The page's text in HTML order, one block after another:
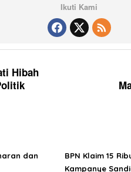
Ikuti Kami
Hibah
dan
BPN Klaim 15
Kampanye